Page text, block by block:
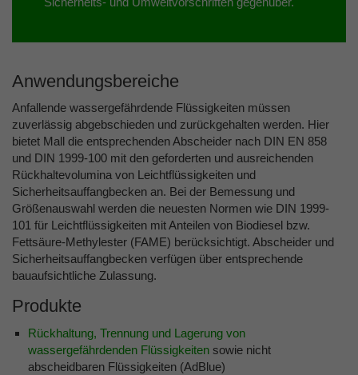
Anwendungsbereiche
Anfallende wassergefährdende Flüssigkeiten müssen
zuverlässig abgebschieden und zurückgehalten werden. Hier
bietet Mall die entsprechenden Abscheider nach DIN EN 858
und DIN 1999-100 mit den geforderten und ausreichenden
Rückhaltevolumina von Leichtflüssigkeiten und
Sicherheitsauffangbecken an. Bei der Bemessung und
Größenauswahl werden die neuesten Normen wie DIN 1999-
101 für Leichtflüssigkeiten mit Anteilen von Biodiesel bzw.
Fettsäure-Methylester (FAME) berücksichtigt. Abscheider und
Sicherheitsauffangbecken verfügen über entsprechende
bauaufsichtliche Zulassung.
Produkte
Rückhaltung, Trennung und Lagerung von
wassergefährdenden Flüssigkeiten sowie nicht
abscheidbaren Flüssigkeiten (AdBlue)